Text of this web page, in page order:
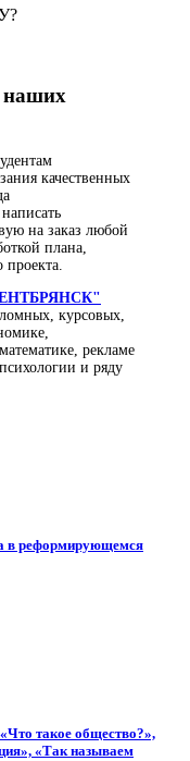
наших
качественных
на заказ любой
плана,
проекта.
курсовых,
рекламе
и ряду
в реформирующемся
такое общество?»,
«Так называем